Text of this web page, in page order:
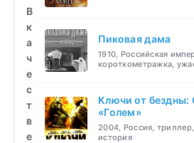
В
к
а
ч
е
с
т
в
е
Пиковая дама
1910, Российская
короткометражка,
Ключи от бездны:
«Голем»
2004, Россия,
история